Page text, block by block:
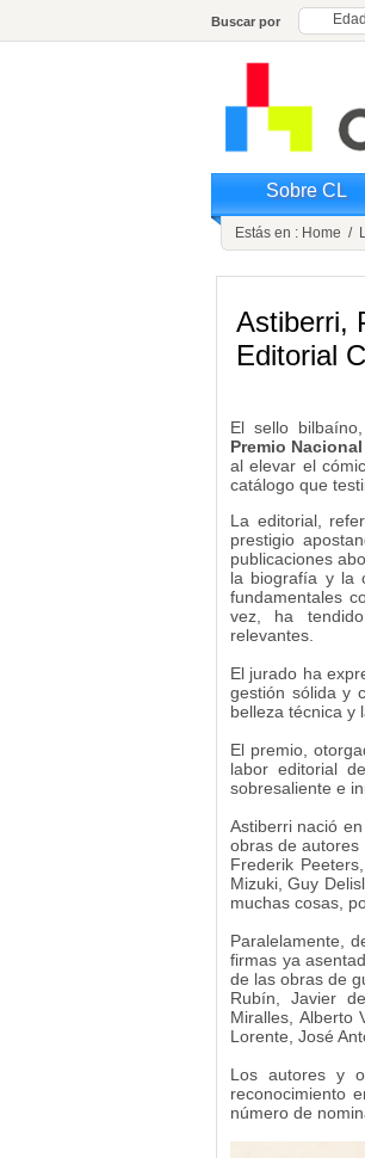
Buscar por Edad
Sobre CL
Estás en : Home /
Astiberri,
Editorial
El sello
Premio
al elevar el
catálogo que
La editorial,
prestigio
publicaciones
la biografía y la
fundamentales
vez, ha
relevantes.
El jurado ha
gestión sólida y
belleza técnica y
El premio,
labor editorial
sobresaliente e
Astiberri nació
obras de autores
Frederik
Mizuki, Guy
muchas cosas,
Paralelamente,
firmas ya
de las obras de
Rubín, Javier
Miralles, Alberto
Lorente, José
Los autores y
reconocimiento
número de